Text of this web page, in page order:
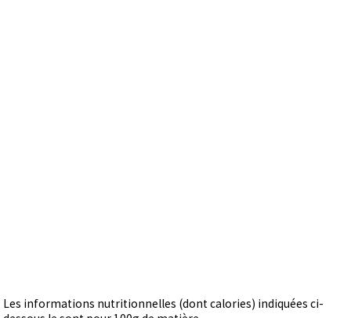
Les informations nutritionnelles (dont calories) indiquées ci-